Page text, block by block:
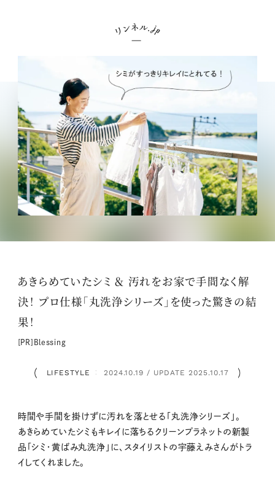
あきらめていたシミ ＆ 汚れをお家で手間なく解
決！ プロ仕様「丸洗浄シリーズ」を使った驚きの結
果！
[PR]Blessing
LIFESTYLE ： 2024.10.19 / UPDATE 2025.10.17
時間や手間を掛けずに汚れを落とせる「丸洗浄シリーズ」。
あきらめていたシミもキレイに落ちるクリーンプラネットの新製
品「シミ・黄ばみ丸洗浄」に、スタイリストの宇藤えみさんがトラ
イしてくれました。